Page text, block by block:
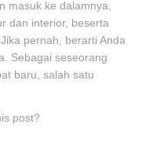
masuk ke dalamnya,
dan interior, beserta
pernah, berarti Anda
Sebagai seseorang
baru, salah satu
post?